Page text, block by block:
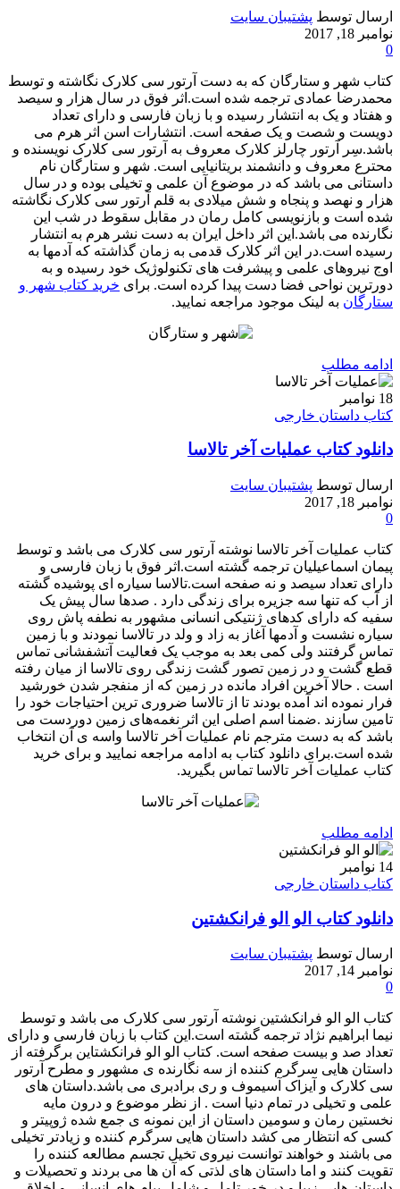
ارسال توسط پشتیبان سایت
نوامبر 18, 2017
0
کتاب شهر و ستارگان که به دست آرتور سی کلارک نگاشته و توسط
محمدرضا عمادی ترجمه شده است.اثر فوق در سال هزار و سیصد
و هفتاد و یک به انتشار رسیده و با زبان فارسی و دارای تعداد
دویست و شصت و یک صفحه است. انتشارات اسن اثر هرم‫ می
باشد.سِر آرتور چارلز کلارک معروف به آرتور سی کلارک نویسنده و
محترع معروف و دانشمند بریتانیایی است. شهر و ستارگان نام
داستانی می باشد که در موضوع آن علمی و تخیلی بوده و در سال
هزار و نهصد و پنجاه و شش میلادی به قلم آرتور سی کلارک نگاشته
شده است و بازنویسی کامل رمان در مقابل سقوط در شب این
نگارنده می باشد.این اثر داخل ایران به دست نشر هرم به انتشار
رسیده است.در این اثر کلارک قدمی به زمان گذاشته که آدمها به
اوج نیروهای علمی و پیشرفت های تکنولوژیک خود رسیده و به
دورترین نواحی فضا دست پیدا کرده است. برای خرید کتاب شهر و
ستارگان به لینک موجود مراجعه نمایید.
ادامه مطلب
18 نوامبر
کتاب داستان خارجی
دانلود کتاب عملیات آخر تالاسا
ارسال توسط پشتیبان سایت
نوامبر 18, 2017
0
کتاب عملیات آخر تالاسا نوشته آرتور سی کلارک می باشد و توسط
پیمان اسماعیلیان ترجمه گشته است.اثر فوق با زبان فارسی و
دارای تعداد سیصد و نه صفحه است.تالاسا سیاره ای پوشیده گشته
از آب که تنها سه جزیره برای زندگی دارد . صدها سال پیش یک
سفیه که دارای کدهای ژنتیکی انسانی مشهور به نطفه پاش روی
سیاره نشست و آدمها آغاز به زاد و ولد در تالاسا نمودند و با زمین
تماس گرفتند ولی کمی بعد به موجب یک فعالیت آتشفشانی تماس
قطع گشت و در زمین تصور گشت زندگی روی تالاسا از میان رفته
است . حالا آخرین افراد مانده در زمین که از منفجر شدن خورشید
فرار نموده اند آمده بودند تا از تالاسا ضروری ترین احتیاجات خود را
تامین سازند .ضمنا اسم اصلی این اثر نغمه‌های زمین دوردست می
باشد که به دست مترجم نام عملیات آخر تالاسا واسه ی آن انتخاب
شده است.برای دانلود کتاب به ادامه مراجعه نمایید و برای خرید
کتاب عملیات آخر تالاسا تماس بگیرید.
ادامه مطلب
14 نوامبر
کتاب داستان خارجی
دانلود کتاب الو الو فرانکشتین
ارسال توسط پشتیبان سایت
نوامبر 14, 2017
0
کتاب الو الو فرانکشتین نوشته آرتور سی کلارک می باشد و توسط
نیما ابراهیم نژاد ترجمه گشته است.این کتاب با زبان فارسی و دارای
تعداد صد و بیست صفحه است. کتاب الو الو فرانکشتاین برگرفته از
داستان هایی سرگرم کننده از سه نگارنده ی مشهور و مطرح آرتور
سی کلارک و آیزاک آسیموف و ری برادبری می باشد.داستان های
علمی و تخیلی در تمام دنیا است . از نظر موضوع و درون مایه
نخستین رمان و سومین داستان از این نمونه ی جمع شده ژوپیتر و
کسی که انتظار می کشد داستان هایی سرگرم کننده و زیادتر تخیلی
می باشند و خواهند توانست نیروی تخیل تجسم مطالعه کننده را
تقویت کنند و اما داستان های لذتی که آن ها می بردند و تحصیلات و